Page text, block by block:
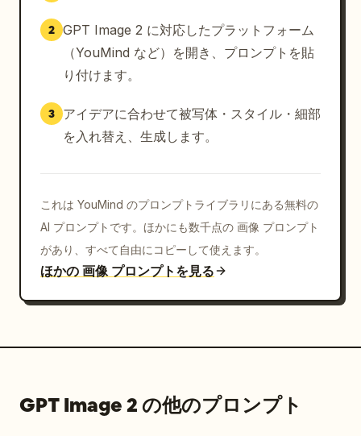
2 GPT Image 2 に対応したプラットフォーム
（YouMind など）を開き、プロンプトを貼
り付けます。
3
アイデアに合わせて被写体・スタイル・細部
を入れ替え、生成します。
これは YouMind のプロンプトライブラリにある無料の
AI プロンプトです。ほかにも数千点の 画像 プロンプト
があり、すべて自由にコピーして使えます。
ほかの 画像 プロンプトを見る
GPT Image 2 の他のプロンプト